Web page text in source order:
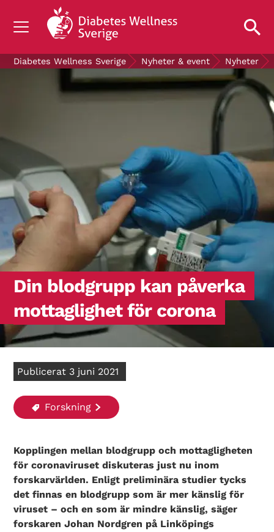
OM DIABETES
OM OSS
GRATIS DIABETESPRODUKTER
Blodsockerkollen
Diabetes Wellness Sverige Nyheter & event Nyheter
Din blodgrupp kan påverka
mottaglighet för corona
Publicerat 3 juni 2021
Forskning
Kopplingen mellan blodgrupp och mottagligheten
för coronaviruset diskuteras just nu inom
forskarvärlden. Enligt preliminära studier tycks
det finnas en blodgrupp som är mer känslig för
viruset – och en som är mindre känslig, säger
forskaren Johan Nordgren på Linköpings